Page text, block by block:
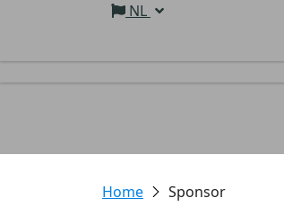
NL
Sponsor